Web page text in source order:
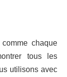
chaque
tous les
utilisons avec